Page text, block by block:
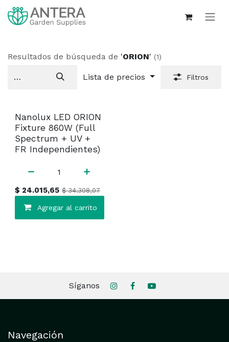
Ir al contenido
Resultados de búsqueda de 'ORION' (1)
Lista de precios Filtros
Nanolux LED ORION
Fixture 860W (Full
Spectrum + UV +
FR Independientes)
$ 24.015,65 $34.308,07
Agregar al carrito
Síganos
Navegación